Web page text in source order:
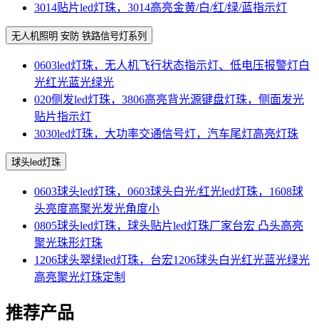
3014贴片led灯珠，3014高亮金黄/白/红/绿/蓝指示灯
无人机照明 安防 铁路信号灯系列
0603led灯珠，无人机飞行状态指示灯、低电压报警灯白
光红光蓝光绿光
020侧发led灯珠，3806高亮背光源键盘灯珠，侧面发光
贴片指示灯
3030led灯珠，大功率交通信号灯，汽车尾灯高亮灯珠
球头led灯珠
0603球头led灯珠，0603球头白光/红光led灯珠，1608球
头亮度高聚光发光角度小
0805球头led灯珠，球头贴片led灯珠厂家台宏 凸头高亮
聚光珠形灯珠
1206球头翠绿led灯珠，台宏1206球头白光红光蓝光绿光
高亮聚光灯珠定制
推荐产品